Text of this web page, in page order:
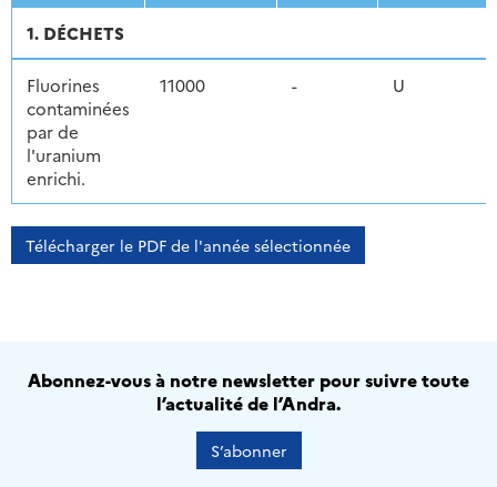
1. DÉCHETS
Fluorines
contaminées
par de
l'uranium
enrichi.
11000 - U
Télécharger le PDF de l'année sélectionnée
Abonnez-vous à notre newsletter pour suivre toute
l’actualité de l’Andra.
S’abonner